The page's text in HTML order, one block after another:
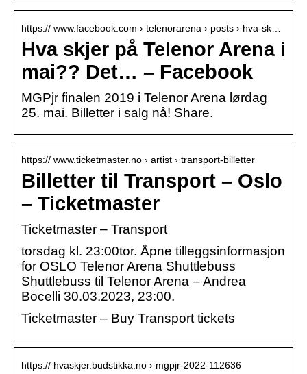
https:// www.facebook.com › telenorarena › posts › hva-sk…
Hva skjer på Telenor Arena i
mai?? Det… – Facebook
MGPjr finalen 2019 i Telenor Arena lørdag
25. mai. Billetter i salg nå! Share.
https:// www.ticketmaster.no › artist › transport-billetter
Billetter til Transport – Oslo
– Ticketmaster
Ticketmaster – Transport
torsdag kl. 23:00tor. Åpne tilleggsinformasjon
for OSLO Telenor Arena Shuttlebuss
Shuttlebuss til Telenor Arena – Andrea
Bocelli 30.03.2023, 23:00.
Ticketmaster – Buy Transport tickets
https:// hvaskjer.budstikka.no › mgpjr-2022-112636